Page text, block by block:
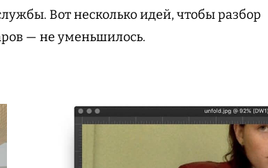
Вот несколько идей, чтобы разбор
— не уменьшилось.